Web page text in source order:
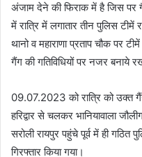
अंजाम देने की फिराक में है जिस पर
में रात्रि में लगातार तीन पुलिस टीमें
थानो व महाराणा प्रताप चौक पर
गैंग की गतिविधियों पर नजर बनाये
09.07.2023 को रात्रि को उक्त
हरिद्वार से चलकर भानियावाला
सरोली रायपुर पहुंचे पूर्व में ही गठित
गिरफ्तार किया गया।